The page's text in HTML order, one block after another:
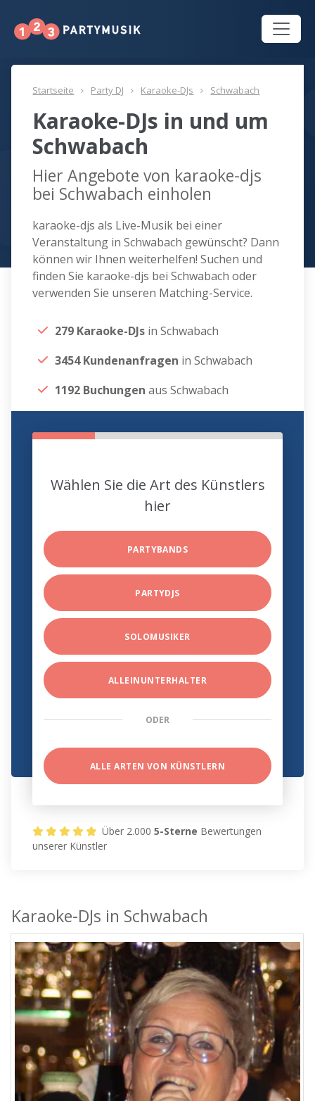
Startseite Party DJ Karaoke-DJs Schwabach
Karaoke-DJs in und um
Schwabach
Hier Angebote von karaoke-djs
bei Schwabach einholen
karaoke-djs als Live-Musik bei einer
Veranstaltung in Schwabach gewünscht? Dann
können wir Ihnen weiterhelfen! Suchen und
finden Sie karaoke-djs bei Schwabach oder
verwenden Sie unseren Matching-Service.
279 Karaoke-DJs in Schwabach
3454 Kundenanfragen in Schwabach
1192 Buchungen aus Schwabach
Wählen Sie die Art des Künstlers
hier
PARTYBANDS
PARTYDJS
SOLOMUSIKER
ALLEINUNTERHALTER
ODER
ALLE ARTEN VON KÜNSTLERN
Über 2.0005-Sterne Bewertungen
unserer Künstler
Karaoke-DJs in Schwabach